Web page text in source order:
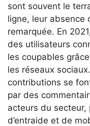
sont souvent le
ligne, leur absence
remarquée. En
des utilisateurs
les coupables
les réseaux
contributions se
par des
acteurs du secteur,
d’entraide et de